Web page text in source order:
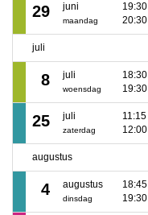
29 juni
maandag
20:30
juli
8 juli
woensdag
19:30
25 juli
zaterdag
12:00
augustus
4 augustus
dinsdag
19:30